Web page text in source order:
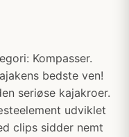
Kompasser.
bedste ven!
seriøse kajakroer.
udviklet
clips sidder nemt